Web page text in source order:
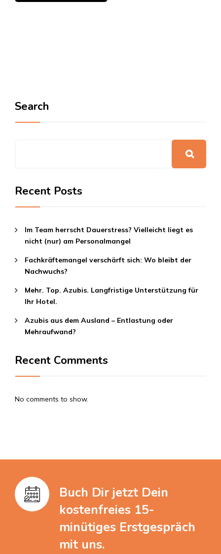
Search
Recent Posts
Im Team herrscht Dauerstress? Vielleicht liegt es
nicht (nur) am Personalmangel
Fachkräftemangel verschärft sich: Wo bleibt der
Nachwuchs?
Mehr. Top. Azubis. Langfristige Unterstützung für
Ihr Hotel.
Azubis aus dem Ausland – Entlastung oder
Mehraufwand?
Recent Comments
No comments to show.
Buch Dir jetzt Dein
kostenfreies 15-
minütiges Erstgespräch
mit uns.